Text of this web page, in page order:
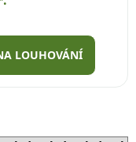
LOUHOVÁNÍ